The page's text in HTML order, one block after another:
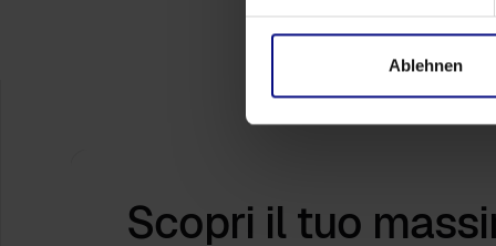
Ablehnen
Scopri il tuo